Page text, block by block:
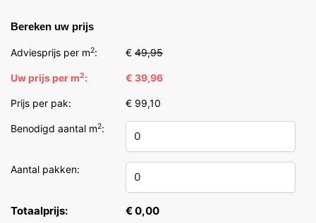
was:
€49,95.
€39,96.
Bereken uw prijs
Adviesprijs per m2: € 49,95
Uw prijs per m2: € 39,96
Prijs per pak: € 99,10
Benodigd aantal m2:
Aantal pakken:
Totaalprijs: € 0,00